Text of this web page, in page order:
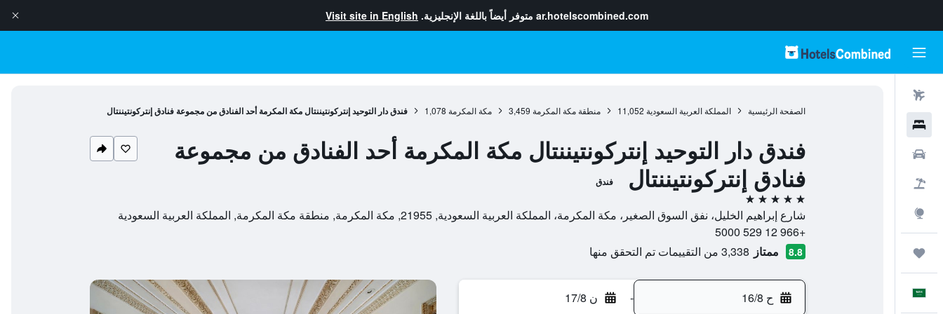
ar.hotelscombined.com متوفر أيضاً باللغة الإنجليزية. Visit site in English
الصفحة الرئيسية المملكة العربية السعودية 11,052 منطقة مكة المكرمة 3,459 مكة المكرمة 1,078 فندق دار التوحيد إنتركونتيننتال مكة المكرمة أحد الفنادق من مجموعة فنادق إنتركونتيننتال
فندق دار التوحيد إنتركونتيننتال مكة المكرمة أحد الفنادق من مجموعة
فنادق إنتركونتيننتال
فندق
5 نجوم
شارع إبراهيم الخليل، نفق السوق الصغير، مكة المكرمة، المملكة العربية السعودية, 21955, مكة المكرمة, منطقة مكة المكرمة, المملكة العربية السعودية
+966 12 529 5000
8.8 ممتاز 3,338 من التقييمات تم التحقق منها
ح 16/8 - ن 17/8